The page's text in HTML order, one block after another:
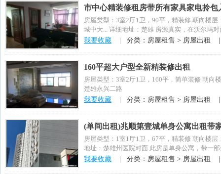
市中心精装修租房带所有家具家电拎包
房屋类型：3室2厅1卫，90平，精装修 朝向楼
城中大... 详细地址：楚雄 房源真实，在沃尔玛
我要收藏
分类：房屋租售 > 房屋出
160平超大户型全新精装修出租
房屋类型：3室2厅1卫，160平，简单装修 朝向
楚雄永兴二路
我要收藏
分类：房屋租售 > 房屋出
(单间出租)兆顺第壹城单身公寓出租带
房屋类型：1室1厅1卫，67平，精装修 朝向楼
地址：楚雄州医院对面 此房是单身公寓，带一
我要收藏
分类：房屋租售 > 房屋出